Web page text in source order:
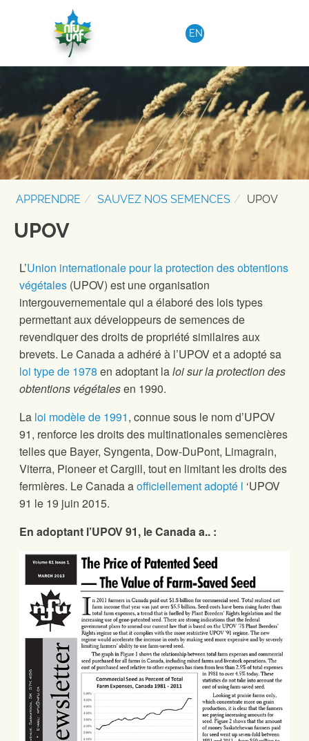
Aller au contenu
EN
APPRENDRE SAUVEZ NOS SEMENCES UPOV
UPOV
L’Union internationale pour la protection des obtentions
végétales (UPOV) est une organisation
intergouvernementale qui a élaboré des lois types
permettant aux développeurs de semences de
revendiquer des droits de propriété similaires aux
brevets. Le Canada a adhéré à l’UPOV et a adopté sa
loi type de 1978 en adoptant laloi sur la protection des
obtentions végétalesen 1990.
La loi modèle de 1991, connue sous le nom d’UPOV
91, renforce les droits des multinationales semencières
telles que Bayer, Syngenta, Dow-DuPont, Limagrain,
Viterra, Pioneer et Cargill, tout en limitant les droits des
fermières. Le Canada aofficiellement adopté l ‘UPOV
91 le 19 juin 2015.
En adoptant l’UPOV 91, le Canada a.. :